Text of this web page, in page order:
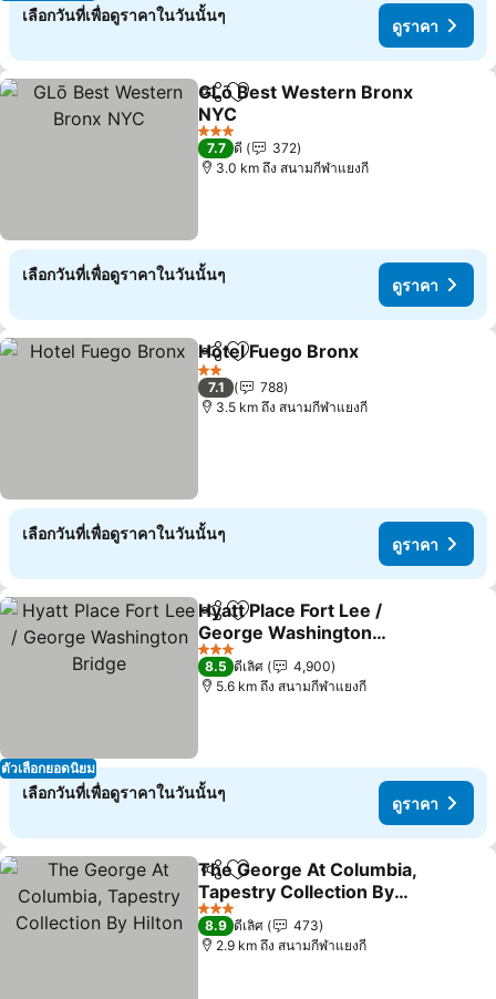
เลือกวันที่เพื่อดูราคาในวันนั้นๆ
ดูราคา
แชร์ เพิ่มในรายการโปรด
GLō Best Western Bronx
NYC
3 ดาว
7.7 ดี
372
3.0 km ถึง สนามกีฬาแยงกี
เลือกวันที่เพื่อดูราคาในวันนั้นๆ
ดูราคา
แชร์ เพิ่มในรายการโปรด
Hotel Fuego Bronx
2 ดาว
7.1
788
3.5 km ถึง สนามกีฬาแยงกี
เลือกวันที่เพื่อดูราคาในวันนั้นๆ
ดูราคา
ตัวเลือกยอดนิยม
แชร์ เพิ่มในรายการโปรด
Hyatt Place Fort Lee /
George Washington
Bridge
3 ดาว
8.5 ดีเลิศ
4,900
5.6 km ถึง สนามกีฬาแยงกี
เลือกวันที่เพื่อดูราคาในวันนั้นๆ
ดูราคา
แชร์ เพิ่มในรายการโปรด
The George At Columbia,
Tapestry Collection By
Hilton
3 ดาว
8.9 ดีเลิศ
473
2.9 km ถึง สนามกีฬาแยงกี